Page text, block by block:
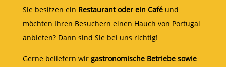
Sie besitzen ein Restaurant oder ein Caféund
möchten Ihren Besuchern einen Hauch von Portugal
anbieten? Dann sind Sie bei uns richtig!
Gerne beliefern wir gastronomische Betriebe sowie